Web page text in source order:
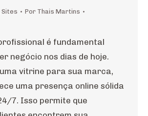
Sites Por Thais Martins
é fundamental
negócio nos dias de hoje.
vitrine para sua marca,
uma presença online sólida
7. Isso permite que